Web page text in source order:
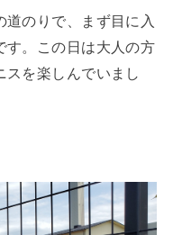
のりで、まず目に入
す。この日は大人の方
スを楽しんでいまし